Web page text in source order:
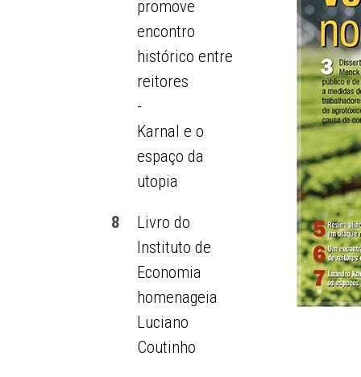
promove
encontro
histórico entre
reitores
-
Karnal e o
espaço da
utopia
8
Livro do
Instituto de
Economia
homenageia
Luciano
Coutinho